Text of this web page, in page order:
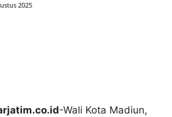
2025
-Wali Kota Madiun,